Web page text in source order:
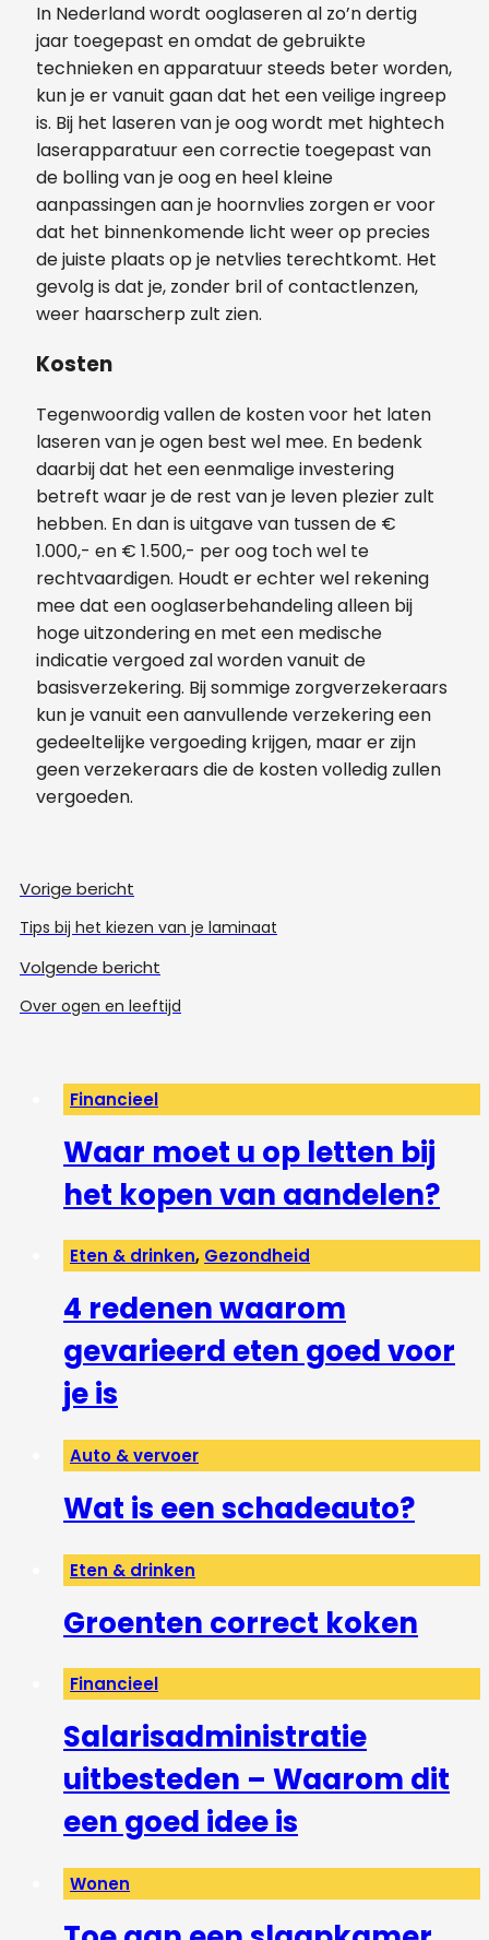
In Nederland wordt ooglaseren al zo’n dertig
jaar toegepast en omdat de gebruikte
technieken en apparatuur steeds beter worden,
kun je er vanuit gaan dat het een veilige ingreep
is. Bij het laseren van je oog wordt met hightech
laserapparatuur een correctie toegepast van
de bolling van je oog en heel kleine
aanpassingen aan je hoornvlies zorgen er voor
dat het binnenkomende licht weer op precies
de juiste plaats op je netvlies terechtkomt. Het
gevolg is dat je, zonder bril of contactlenzen,
weer haarscherp zult zien.
Kosten
Tegenwoordig vallen de kosten voor het laten
laseren van je ogen best wel mee. En bedenk
daarbij dat het een eenmalige investering
betreft waar je de rest van je leven plezier zult
hebben. En dan is uitgave van tussen de €
1.000,- en € 1.500,- per oog toch wel te
rechtvaardigen. Houdt er echter wel rekening
mee dat een ooglaserbehandeling alleen bij
hoge uitzondering en met een medische
indicatie vergoed zal worden vanuit de
basisverzekering. Bij sommige zorgverzekeraars
kun je vanuit een aanvullende verzekering een
gedeeltelijke vergoeding krijgen, maar er zijn
geen verzekeraars die de kosten volledig zullen
vergoeden.
Vorige bericht
Tips bij het kiezen van je laminaat
Volgende bericht
Over ogen en leeftijd
Financieel
Waar moet u op letten bij
het kopen van aandelen?
Eten & drinken, Gezondheid
4 redenen waarom
gevarieerd eten goed voor
je is
Auto & vervoer
Wat is een schadeauto?
Eten & drinken
Groenten correct koken
Financieel
Salarisadministratie
uitbesteden – Waarom dit
een goed idee is
Wonen